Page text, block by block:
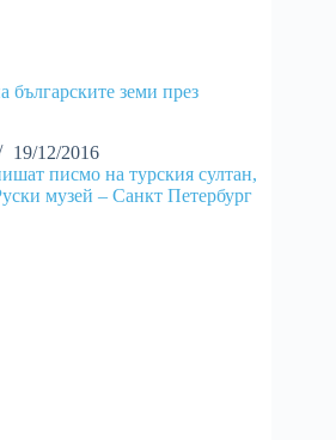
българските земи през
19/12/2016